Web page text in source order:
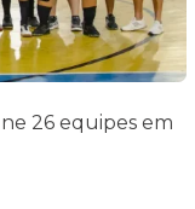
26 equipes em